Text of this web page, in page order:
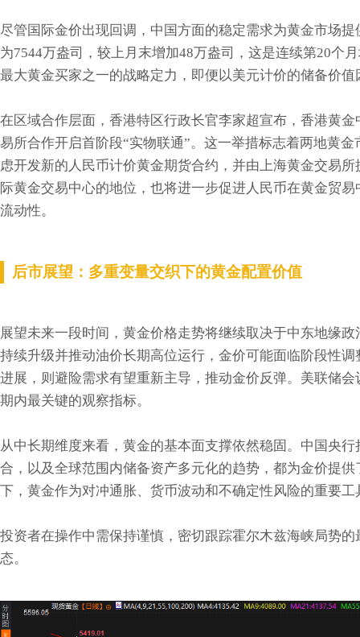
尽管国际金价出现回调，中国方面的稳定需求为黄金市场
为7544万盎司，较上月末增加48万盎司，这是连续第20个
最大黄金买家之一的战略定力，即便以美元计价的储备价
在区域合作层面，香港特区行政长官李家超宣布，香港黄
易所合作开启首阶段“实物联通”。这一举措标志着两地黄
虑开发新的人民币计价黄金期货合约，并由上海黄金交易
际黄金交易中心的地位，也将进一步促进人民币在黄金贸
流动性。
后市展望：多重变量交织下的黄金配置价值
展望未来一段时间，黄金价格走势将继续取决于中东地缘
持续升级并推动油价长期高位运行，金价可能面临阶段性
进展，则避险需求有望重新主导，推动金价反弹。美联储
期内最关键的观察指标。
从中长期维度来看，黄金的基本面支撑依然稳固。中国央
合，以及全球范围内储备资产多元化的趋势，都为金价提
下，黄金作为对冲通胀、货币波动和不确定性风险的重要
投资者在操作中需保持谨慎，密切跟踪霍尔木兹海峡局势
态。